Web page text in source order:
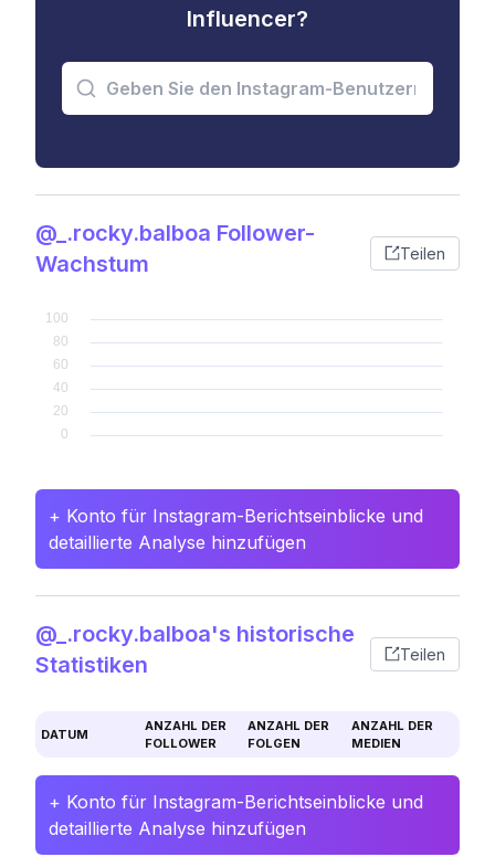
Influencer?
@_.rocky.balboa Follower-
Wachstum
Teilen
+ Konto für Instagram-Berichtseinblicke und
detaillierte Analyse hinzufügen
@_.rocky.balboa's historische
Statistiken
Teilen
DATUM
ANZAHL DER
FOLLOWER
ANZAHL DER
FOLGEN
ANZAHL DER
MEDIEN
+ Konto für Instagram-Berichtseinblicke und
detaillierte Analyse hinzufügen